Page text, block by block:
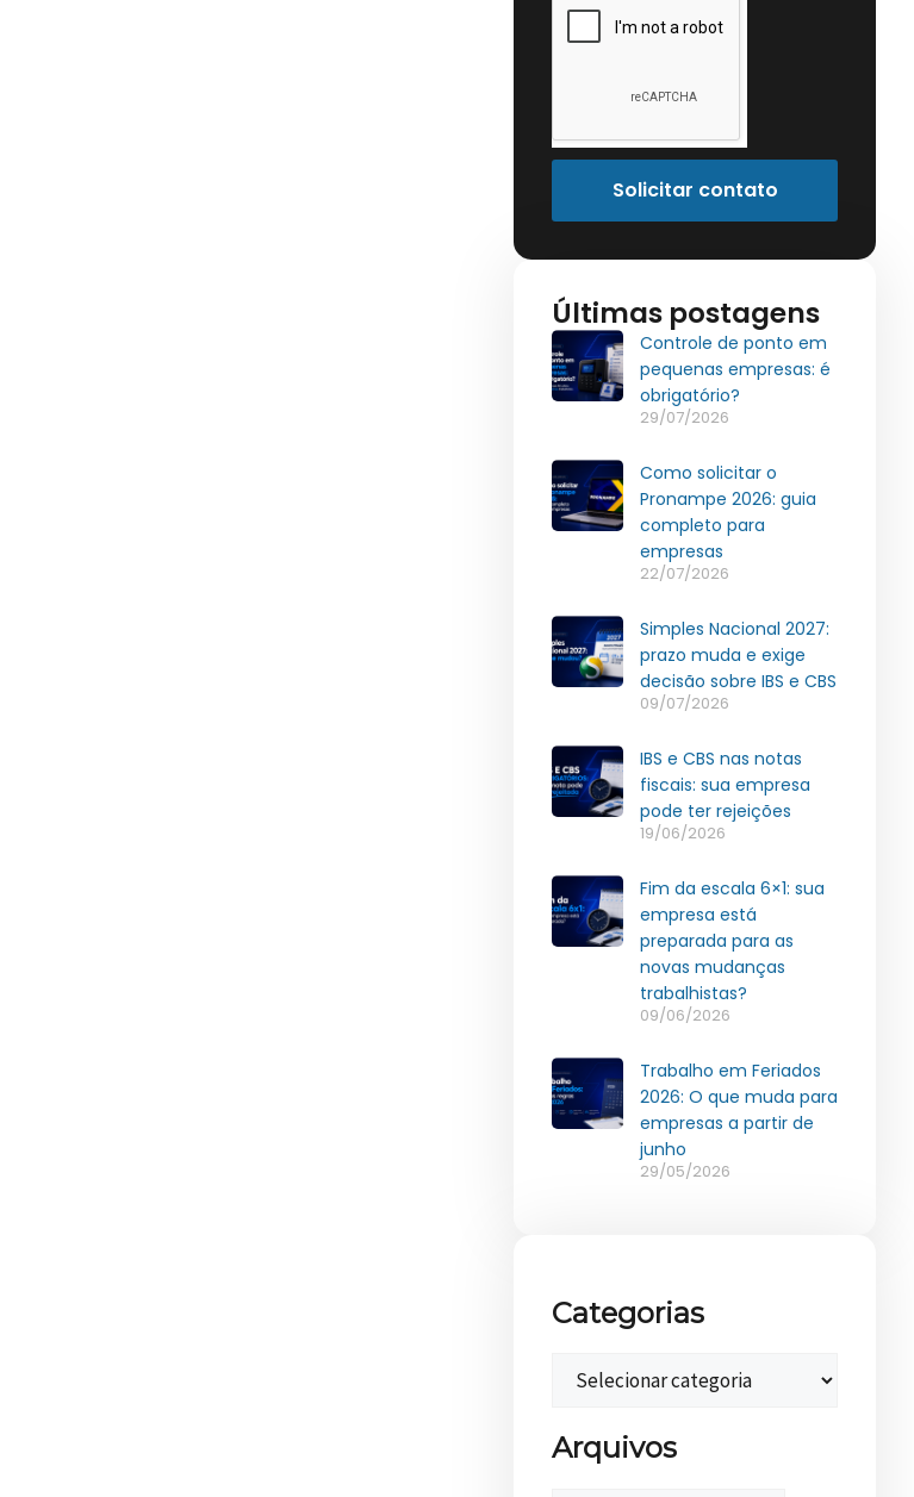
Solicitar contato
Últimas postagens
Controle de ponto em
pequenas empresas: é
obrigatório?
29/07/2026
Como solicitar o
Pronampe 2026: guia
completo para
empresas
22/07/2026
Simples Nacional 2027:
prazo muda e exige
decisão sobre IBS e CBS
09/07/2026
IBS e CBS nas notas
fiscais: sua empresa
pode ter rejeições
19/06/2026
Fim da escala 6×1: sua
empresa está
preparada para as
novas mudanças
trabalhistas?
09/06/2026
Trabalho em Feriados
2026: O que muda para
empresas a partir de
junho
29/05/2026
Categorias
Arquivos